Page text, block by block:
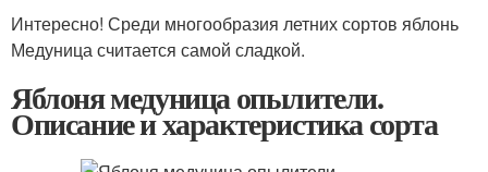
Интересно! Среди многообразия летних сортов яблонь
Медуница считается самой сладкой.
Яблоня медуница опылители.
Описание и характеристика сорта